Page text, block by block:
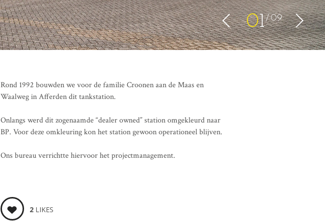
01 09
Rond 1992 bouwden we voor de familie Croonen aan de Maas en
Waalweg in Afferden dit tankstation.
Onlangs werd dit zogenaamde “dealer owned” station omgekleurd naar
BP. Voor deze omkleuring kon het station gewoon operationeel blijven.
Ons bureau verrichtte hiervoor het projectmanagement.
2LIKES